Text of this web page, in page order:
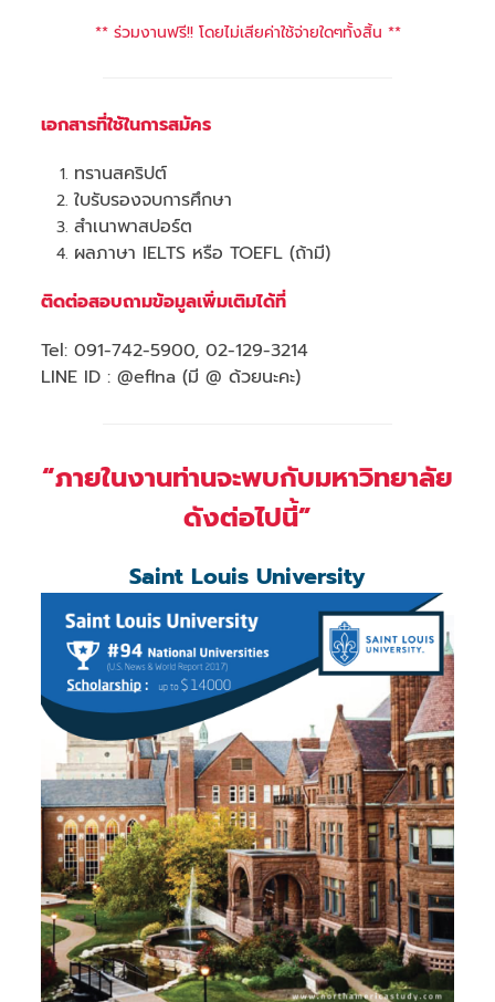
** ร่วมงานฟรี!! โดยไม่เสียค่าใช้จ่ายใดๆทั้งสิ้น **
เอกสารที่ใช้ในการสมัคร
ทรานสคริปต์
ใบรับรองจบการศึกษา
สำเนาพาสปอร์ต
ผลภาษา IELTS หรือ TOEFL (ถ้ามี)
ติดต่อสอบถามข้อมูลเพิ่มเติมได้ที่
Tel: 091-742-5900, 02-129-3214
LINE ID : @eflna (มี @ ด้วยนะคะ)
“ภายในงานท่านจะพบกับมหาวิทยาลัย
ดังต่อไปนี้”
Saint Louis University